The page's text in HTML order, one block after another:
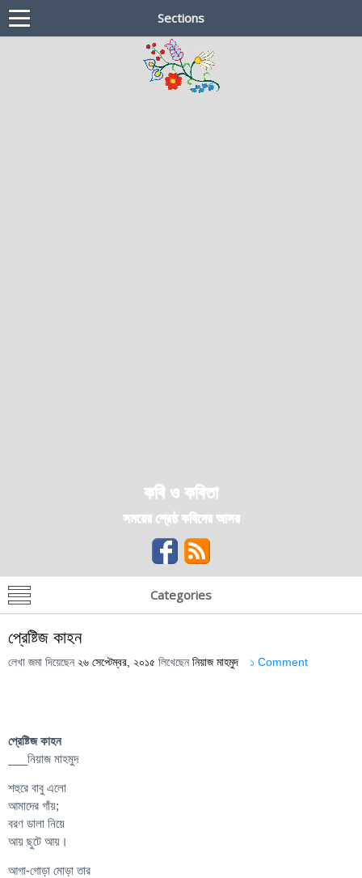
Sections
কবি ও কবিতা
সময়ের শ্রেষ্ঠ কবিদের আসর
Categories
প্রেষ্টিজ কাহন
লেখা জমা দিয়েছেন ২৬ সেপ্টেম্বর, ২০১৫ লিখেছেন নিয়াজ মাহমুদ ১ Comment
প্রেষ্টিজ কাহন
___নিয়াজ মাহমুদ
শহুরে বাবু এলো
আমাদের গাঁয়;
বরণ ডালা নিয়ে
আয় ছুটে আয়।
আগা-গোড়া মোড়া তার